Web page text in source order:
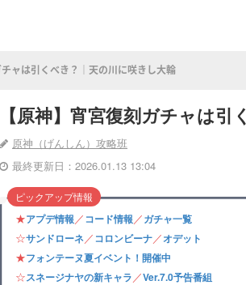
ャは引くべき？｜天の川に咲きし大輪
【原神】宵宮復刻ガチャは
原神（げんしん）攻略班
最終更新日：2026.01.13 13:04
★アプデ情報／コード情報／ガチャ一覧
☆サンドローネ／コロンビーナ／オデット
★フォンテーヌ夏イベント！開催中
☆スネージナヤの新キャラ／Ver.7.0予告番組
ピックアップ情報